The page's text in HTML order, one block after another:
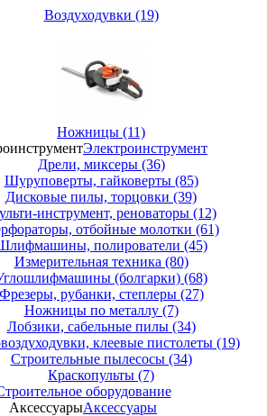
Воздуходувки (19)
Ножницы (11)
Электроинструмент
Дрели, миксеры (36)
Шуруповерты, гайковерты (85)
Дисковые пилы, торцовки (39)
инструмент, реноваторы (12)
отбойные молотки (61)
полирователи (45)
Измерительная техника (80)
(болгарки) (68)
Фрезеры, рубанки, степлеры (27)
Ножницы по металлу (7)
Лобзики, сабельные пилы (34)
клеевые пистолеты (19)
Строительные пылесосы (34)
Краскопульты (7)
оборудование
АксессуарыАксессуары